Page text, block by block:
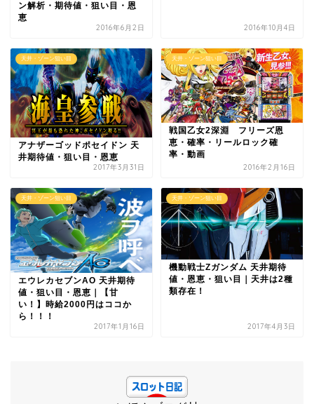
ン解析・期待値・狙い目・恩
恵
2016年6月2日 2016年10月4日
天井・ゾーン狙い目
アナザーゴッドポセイドン 天
井期待値・狙い目・恩恵
2017年3月31日
天井・ゾーン狙い目
戦国乙女2深淵 フリーズ恩
恵・確率・リールロック確
率・動画
2016年2月16日
天井・ゾーン狙い目
エウレカセブンAO 天井期待
値・狙い目・恩恵｜【甘
い！】時給2000円はココか
ら！！！
2017年1月16日
天井・ゾーン狙い目
機動戦士Zガンダム 天井期待
値・恩恵・狙い目｜天井は2種
類存在！
2017年4月3日